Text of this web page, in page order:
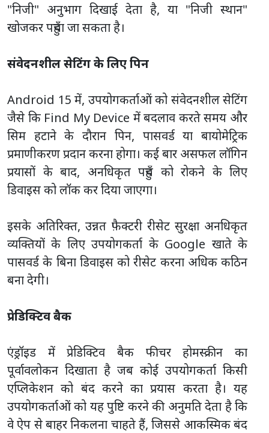
"निजी" अनुभाग दिखाई देता है, या "निजी स्थान"
खोजकर पहुँचा जा सकता है।
संवेदनशील सेटिंग के लिए पिन
Android 15 में, उपयोगकर्ताओं को संवेदनशील सेटिंग
जैसे कि Find My Device में बदलाव करते समय और
सिम हटाने के दौरान पिन, पासवर्ड या बायोमेट्रिक
प्रमाणीकरण प्रदान करना होगा। कई बार असफल लॉगिन
प्रयासों के बाद, अनधिकृत पहुँच को रोकने के लिए
डिवाइस को लॉक कर दिया जाएगा।
इसके अतिरिक्त, उन्नत फ़ैक्टरी रीसेट सुरक्षा अनधिकृत
व्यक्तियों के लिए उपयोगकर्ता के Google खाते के
पासवर्ड के बिना डिवाइस को रीसेट करना अधिक कठिन
बना देगी।
प्रेडिक्टिव बैक
एंड्रॉइड में प्रेडिक्टिव बैक फीचर होमस्क्रीन का
पूर्वावलोकन दिखाता है जब कोई उपयोगकर्ता किसी
एप्लिकेशन को बंद करने का प्रयास करता है। यह
उपयोगकर्ताओं को यह पुष्टि करने की अनुमति देता है कि
वे ऐप से बाहर निकलना चाहते हैं, जिससे आकस्मिक बंद